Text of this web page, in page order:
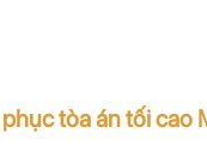
tòa án tối cao